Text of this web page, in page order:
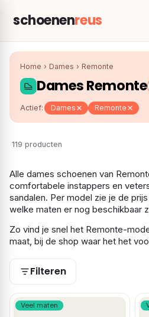
schoenenreus
Home › Dames › Remonte
Dames Remonte
Actief: Dames Remonte
119 producten
Alle dames schoenen van
comfortabele instappers en
sandalen. Per model zie je de prijs
welke maten er nog beschikbaar
Zo vind je snel het Remonte-
maat, bij de shop waar het het
Filteren
Veel maten